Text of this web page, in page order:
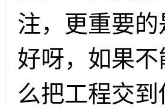
注，更重要
好呀，如果
么把工程交